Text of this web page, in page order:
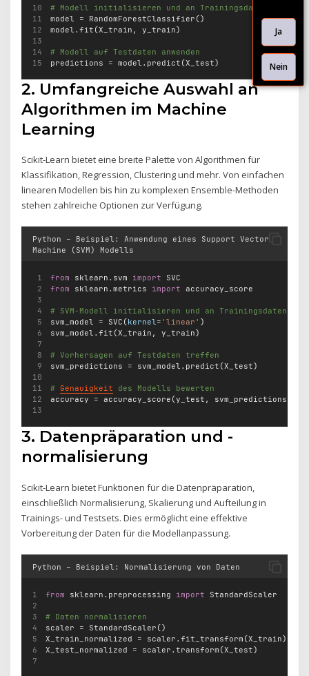
# Modell initialisieren und an Trainingsdaten
model = RandomForestClassifier()
model.fit(X_train, y_train)
# Modell auf Testdaten anwenden
predictions = model.predict(X_test)
2. Umfangreiche Auswahl an
Algorithmen im Machine
Learning
Scikit-Learn bietet eine breite Palette von Algorithmen für
Klassifikation, Regression, Clustering und mehr. Von einfachen
linearen Modellen bis hin zu komplexen Ensemble-Methoden
stehen zahlreiche Optionen zur Verfügung.
Python – Beispiel: Anwendung eines Support Vector
Machine (SVM) Modells
from sklearn.svm import SVC
from sklearn.metrics import accuracy_score
# SVM-Modell initialisieren und an Trainingsdaten
svm_model = SVC(kernel= 'linear' )
svm_model.fit(X_train, y_train)
# Vorhersagen auf Testdaten treffen
svm_predictions = svm_model.predict(X_test)
# Genauigkeit des Modells bewerten
accuracy = accuracy_score(y_test, svm_predictions)
3. Datenpräparation und -
normalisierung
Scikit-Learn bietet Funktionen für die Datenpräparation,
einschließlich Normalisierung, Skalierung und Aufteilung in
Trainings- und Testsets. Dies ermöglicht eine effektive
Vorbereitung der Daten für die Modellanpassung.
Python – Beispiel: Normalisierung von Daten
from sklearn.preprocessing import StandardScaler
# Daten normalisieren
scaler = StandardScaler()
X_train_normalized = scaler.fit_transform(X_train)
X_test_normalized = scaler.transform(X_test)
Ja
Nein